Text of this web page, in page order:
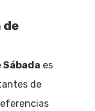
de
Sábada es
de